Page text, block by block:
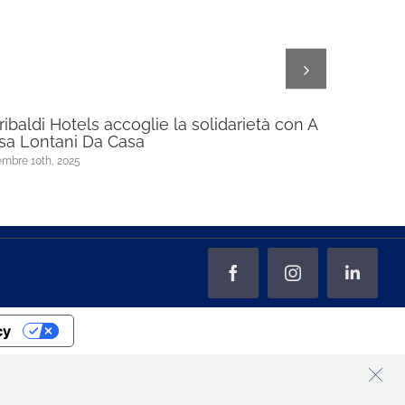
Hotels accoglie la solidarietà con A
Lontani Da Casa
10th, 2025
FacebookInstagram